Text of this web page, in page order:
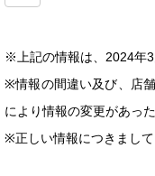
※上記の情報は、2024年3
※情報の間違い及び、店
により情報の変更があっ
※正しい情報につきまして